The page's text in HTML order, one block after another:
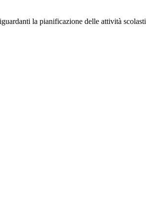
la pianificazione delle attività